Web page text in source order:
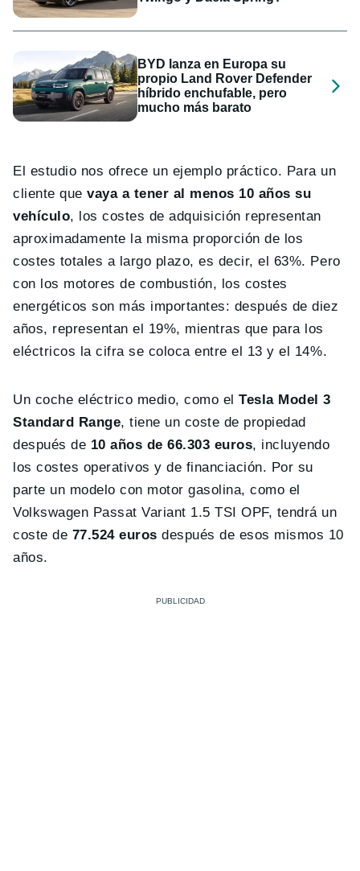
BYD lanza en Europa su
propio Land Rover Defender
híbrido enchufable, pero
mucho más barato
El estudio nos ofrece un ejemplo práctico. Para un
cliente quevaya a tener al menos 10 años su
vehículo, los costes de adquisición representan
aproximadamente la misma proporción de los
costes totales a largo plazo, es decir, el 63%. Pero
con los motores de combustión, los costes
energéticos son más importantes: después de diez
años, representan el 19%, mientras que para los
eléctricos la cifra se coloca entre el 13 y el 14%.
Un coche eléctrico medio, como elTesla Model 3
Standard Range, tiene un coste de propiedad
después de 10 años de 66.303 euros, incluyendo
los costes operativos y de financiación. Por su
parte un modelo con motor gasolina, como el
Volkswagen Passat Variant 1.5 TSI OPF, tendrá un
coste de 77.524 euros después de esos mismos 10
años.